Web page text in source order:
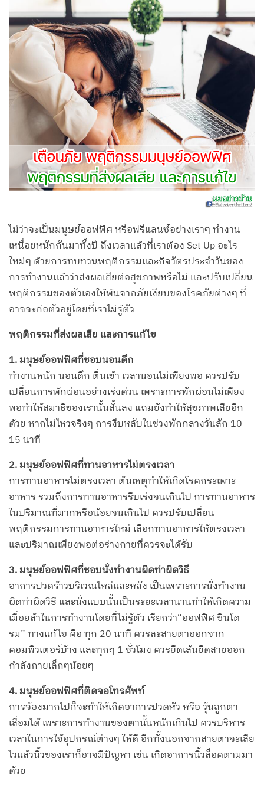
ไม่ว่าจะเป็นมนุษย์ออฟฟิศ หรือฟรีแลนซ์อย่างเราๆ ทำงาน
เหนื่อยหนักกันมาทั้งปี ถึงเวลาแล้วที่เราต้อง Set Up อะไร
ใหม่ๆ ด้วยการทบทวนพฤติกรรมและกิจวัตรประจำวันของ
การทำงานแล้วว่าส่งผลเสียต่อสุขภาพหรือไม่ และปรับเปลี่ยน
พฤติกรรมของตัวเองให้พ้นจากภัยเงียบของโรคภัยต่างๆ ที่
อาจจะก่อตัวอยู่โดยที่เราไม่รู้ตัว
พฤติกรรมที่ส่งผลเสีย และการแก้ไข
1. มนุษย์ออฟฟิศที่ชอบนอนดึก
ทำงานหนัก นอนดึก ตื่นเช้า เวลานอนไม่เพียงพอ ควรปรับ
เปลี่ยนการพักผ่อนอย่างเร่งด่วน เพราะการพักผ่อนไม่เพียง
พอทำให้สมาธิของเรานั้นสั้นลง แถมยังทำให้สุขภาพเสียอีก
ด้วย หากไม่ไหวจริงๆ การงีบหลับในช่วงพักกลางวันสัก 10-
15 นาที
2. มนุษย์ออฟฟิศที่ทานอาหารไม่ตรงเวลา
การทานอาหารไม่ตรงเวลา ต้นเหตุทำให้เกิดโรคกระเพาะ
อาหาร รวมถึงการทานอาหารรีบเร่งจนเกินไป การทานอาหาร
ในปริมาณที่มากหรือน้อยจนเกินไป ควรปรับเปลี่ยน
พฤติกรรมการทานอาหารใหม่ เลือกทานอาหารให้ตรงเวลา
และปริมาณเพียงพอต่อร่างกายที่ควรจะได้รับ
3. มนุษย์ออฟฟิศที่ชอบนั่งทำงานผิดท่าผิดวิธี
อาการปวดร้าวบริเวณไหล่และหลัง เป็นเพราะการนั่งทำงาน
ผิดท่าผิดวิธี และนั่งแบบนั้นเป็นระยะเวลานานทำให้เกิดความ
เมื่อยล้าในการทำงานโดยที่ไม่รู้ตัว เรียกว่า“ออฟฟิศ ซินโด
รม” ทางแก้ไข คือ ทุก 20 นาที ควรละสายตาออกจาก
คอมพิวเตอร์บ้าง และทุกๆ 1 ชั่วโมง ควรยืดเส้นยืดสายออก
กำลังกายเล็กๆน้อยๆ
4. มนุษย์ออฟฟิศที่ติดจอโทรศัพท์
การจ้องมากไปก็จะทำให้เกิดอาการปวดหัว หรือ วุ้นลูกตา
เสื่อมได้ เพราะการทำงานของตานั้นหนักเกินไป ควรบริหาร
เวลาในการใช้อุปกรณ์ต่างๆ ให้ดี อีกทั้งนอกจากสายตาจะเสีย
ไวแล้วนิ้วของเราก็อาจมีปัญหา เช่น เกิดอาการนิ้วล็อคตามมา
ด้วย